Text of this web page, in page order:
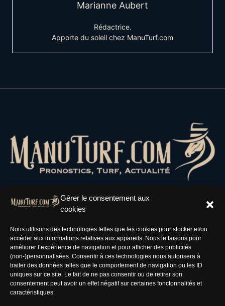
Gérer le consentement aux
cookies
Nous utilisons des technologies telles que les cookies pour stocker et/ou
accéder aux informations relatives aux appareils. Nous le faisons pour
améliorer l’expérience de navigation et pour afficher des publicités
(non-)personnalisées. Consentir à ces technologies nous autorisera à
traiter des données telles que le comportement de navigation ou les ID
uniques sur ce site. Le fait de ne pas consentir ou de retirer son
consentement peut avoir un effet négatif sur certaines fonctonnalités et
caractéristiques.
Marianne Aubert
Rédactrice.
Apporte du soleil chez ManuTurf.com
Résaux Sociaux
Informations